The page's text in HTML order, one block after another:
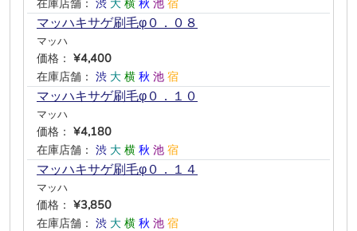
在庫店舗： 渋 大 横 秋 池 宿
マッハキサゲ刷毛φ０．０８
マッハ
価格： ¥4,400
在庫店舗： 渋 大 横 秋 池 宿
マッハキサゲ刷毛φ０．１０
マッハ
価格： ¥4,180
在庫店舗： 渋 大 横 秋 池 宿
マッハキサゲ刷毛φ０．１４
マッハ
価格： ¥3,850
在庫店舗： 渋 大 横 秋 池 宿